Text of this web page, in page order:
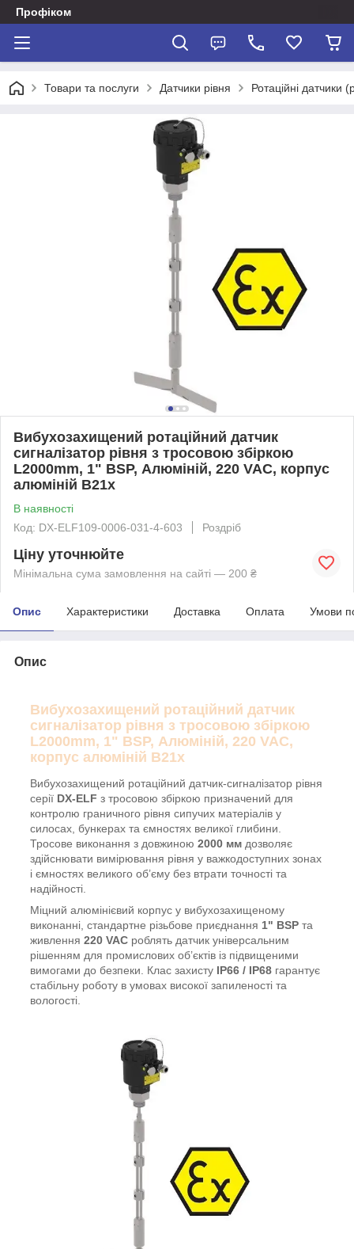
Профіком
Товари та послуги Датчики рівня Ротаційні датчики
Вибухозахищений ротаційний датчик
сигналізатор рівня з тросовою збіркою
L2000mm, 1" BSP, Алюміній, 220 VAC, корпус
алюміній B21x
В наявності
Код: DX-ELF109-0006-031-4-603
Роздріб
Ціну уточнюйте
Мінімальна сума замовлення на сайті — 200 ₴
Опис Характеристики Доставка Оплата Умови
Опис
Вибухозахищений ротаційний датчик
сигналізатор рівня з тросовою збіркою
L2000mm, 1" BSP, Алюміній, 220 VAC,
корпус алюміній B21x
Вибухозахищений ротаційний датчик-сигналізатор рівня
серії DX-ELF з тросовою збіркою призначений для
контролю граничного рівня сипучих матеріалів у
силосах, бункерах та ємностях великої глибини.
Тросове виконання з довжиною 2000 мм дозволяє
здійснювати вимірювання рівня у важкодоступних зонах
і ємностях великого об’єму без втрати точності та
надійності.
Міцний алюмінієвий корпус у вибухозахищеному
виконанні, стандартне різьбове приєднання 1" BSP та
живлення 220 VAC роблять датчик універсальним
рішенням для промислових об’єктів із підвищеними
вимогами до безпеки. Клас захисту IP66 / IP68 гарантує
стабільну роботу в умовах високої запиленості та
вологості.